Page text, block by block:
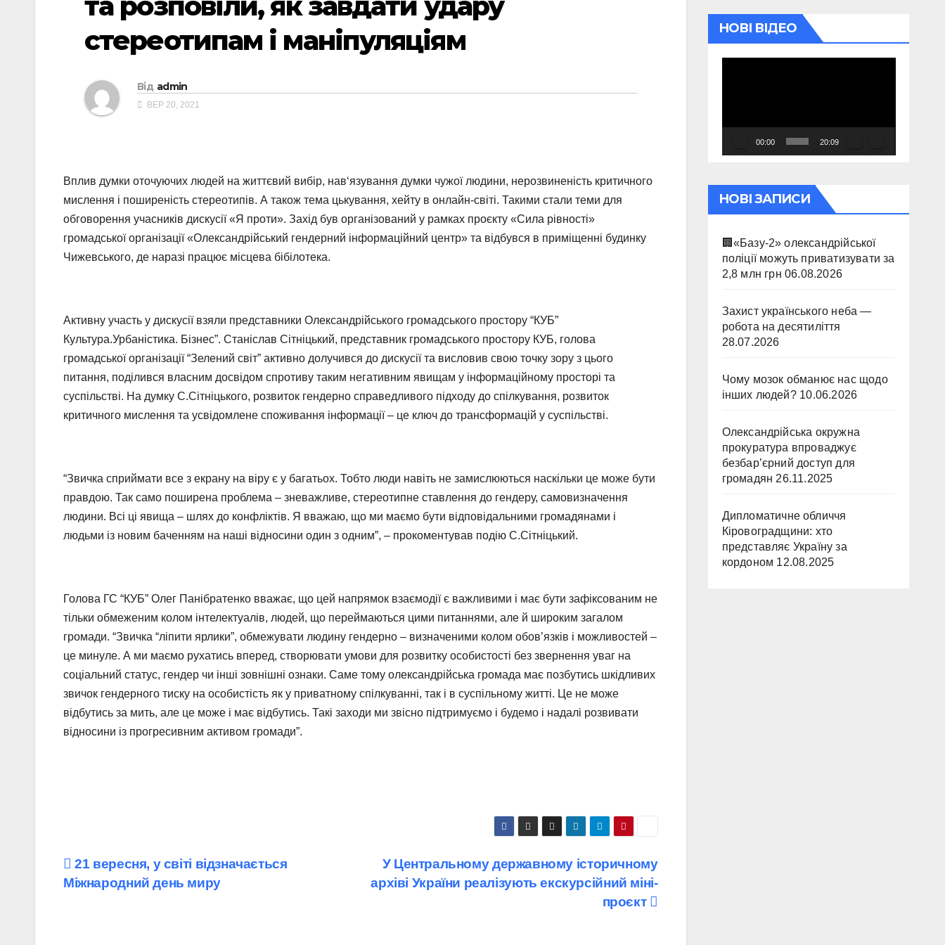
стереотипам і маніпуляціям
Від admin
ВЕР 20, 2021
Вплив думки оточуючих людей на життєвий вибір, нав‘язування думки чужої людини, нерозвиненість критичного
мислення і поширеність стереотипів. А також тема цькування, хейту в онлайн-світі. Такими стали теми для
обговорення учасників дискусії «Я проти». Захід був організований у рамках проєкту «Сила рівності»
громадської організації «Олександрійський гендерний інформаційний центр» та відбувся в приміщенні будинку
Чижевського, де наразі працює місцева бібілотека.
Активну участь у дискусії взяли представники Олександрійського громадського простору “КУБ”
Культура.Урбаністика. Бізнес”. Станіслав Сітніцький, представник громадського простору КУБ, голова
громадської організації “Зелений світ” активно долучився до дискусії та висловив свою точку зору з цього
питання, поділився власним досвідом спротиву таким негативним явищам у інформаційному просторі та
суспільстві. На думку С.Сітніцького, розвиток гендерно справедливого підходу до спілкування, розвиток
критичного мислення та усвідомлене споживання інформації – це ключ до трансформацій у суспільстві.
“Звичка сприймати все з екрану на віру є у багатьох. Тобто люди навіть не замислюються наскільки це може бути
правдою. Так само поширена проблема – зневажливе, стереотипне ставлення до гендеру, самовизначення
людини. Всі ці явища – шлях до конфліктів. Я вважаю, що ми маємо бути відповідальними громадянами і
людьми із новим баченням на наші відносини один з одним”, – прокоментував подію С.Сітніцький.
Голова ГС “КУБ” Олег Панібратенко вважає, що цей напрямок взаємодії є важливими і має бути зафіксованим не
тільки обмеженим колом інтелектуалів, людей, що переймаються цими питаннями, але й широким загалом
громади. “Звичка “ліпити ярлики”, обмежувати людину гендерно – визначеними колом обов’язків і можливостей –
це минуле. А ми маємо рухатись вперед, створювати умови для розвитку особистості без звернення уваг на
соціальний статус, гендер чи інші зовнішні ознаки. Саме тому олександрійська громада має позбутись шкідливих
звичок гендерного тиску на особистість як у приватному спілкуванні, так і в суспільному житті. Це не може
відбутись за мить, але це може і має відбутись. Такі заходи ми звісно підтримуємо і будемо і надалі розвивати
відносини із прогресивним активом громади”.
Навігація
записів
У Центральному державному історичному
архіві України реалізують екскурсійний міні-
проєкт
21 вересня, у світі відзначається
Міжнародний день миру
НОВІ ВІДЕО
00:00 20:09
НОВІ ЗАПИСИ
🏢«Базу-2» олександрійської
поліції можуть приватизувати за
2,8 млн грн 06.08.2026
Захист українського неба —
робота на десятиліття
28.07.2026
Чому мозок обманює нас щодо
інших людей? 10.06.2026
Олександрійська окружна
прокуратура впроваджує
безбар’єрний доступ для
громадян 26.11.2025
Дипломатичне обличчя
Кіровоградщини: хто
представляє Україну за
кордоном 12.08.2025